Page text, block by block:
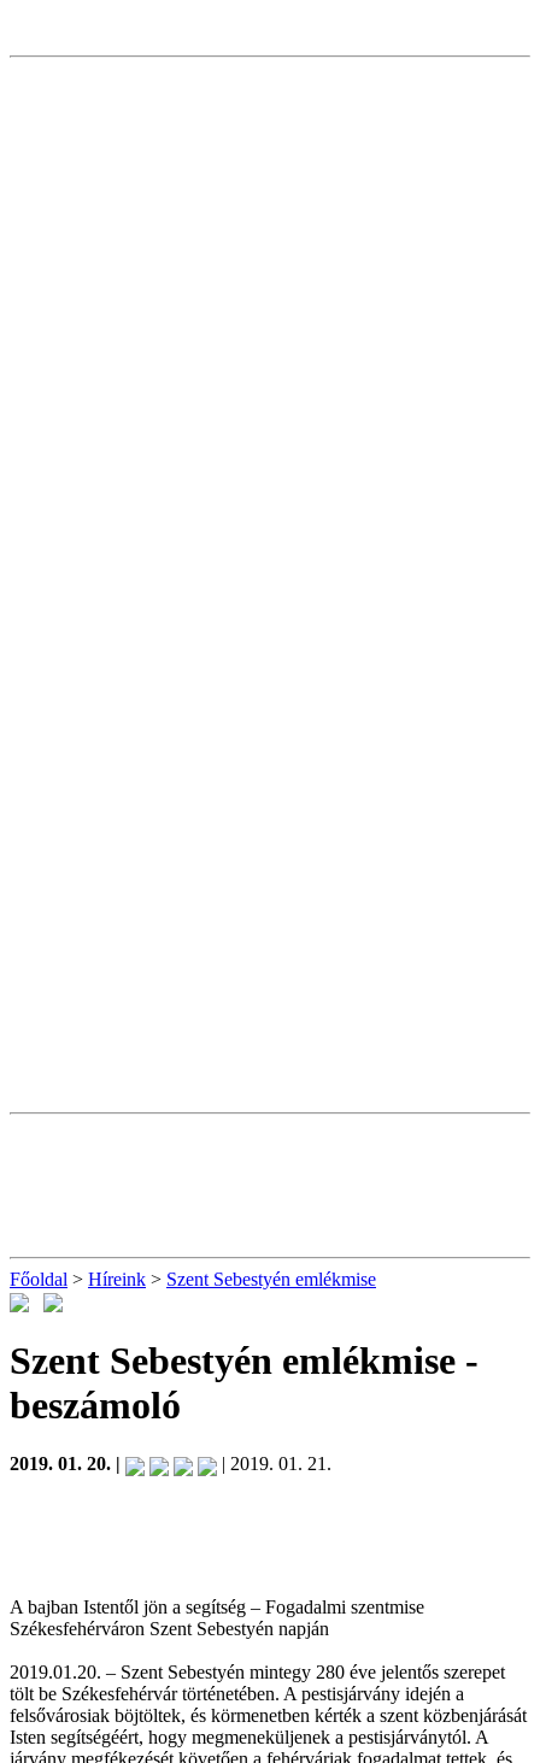
Főoldal > Híreink > Szent Sebestyén emlékmise
Szent Sebestyén emlékmise -
beszámoló
2019. 01. 20. | | 2019. 01. 21.
A bajban Istentől jön a segítség – Fogadalmi szentmise
Székesfehérváron Szent Sebestyén napján
2019.01.20. – Szent Sebestyén mintegy 280 éve jelentős szerepet
tölt be Székesfehérvár történetében. A pestisjárvány idején a
felsővárosiak böjtöltek, és körmenetben kérték a szent közbenjárását
Isten segítségéért, hogy megmeneküljenek a pestisjárványtól. A
járvány megfékezését követően a fehérváriak fogadalmat tettek, és